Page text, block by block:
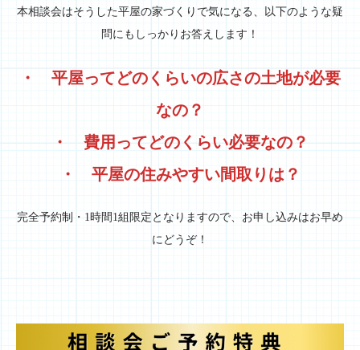
本相談会はそうした平屋の家づくりで気になる、以下のような疑
問にもしっかりお答えします！
・ 平屋ってどのくらいの広さの土地が必要
なの？
・ 費用ってどのくらい必要なの？
・ 平屋の住みやすい間取りは？
完全予約制・1時間1組限定となりますので、お申し込みはお早め
にどうぞ！